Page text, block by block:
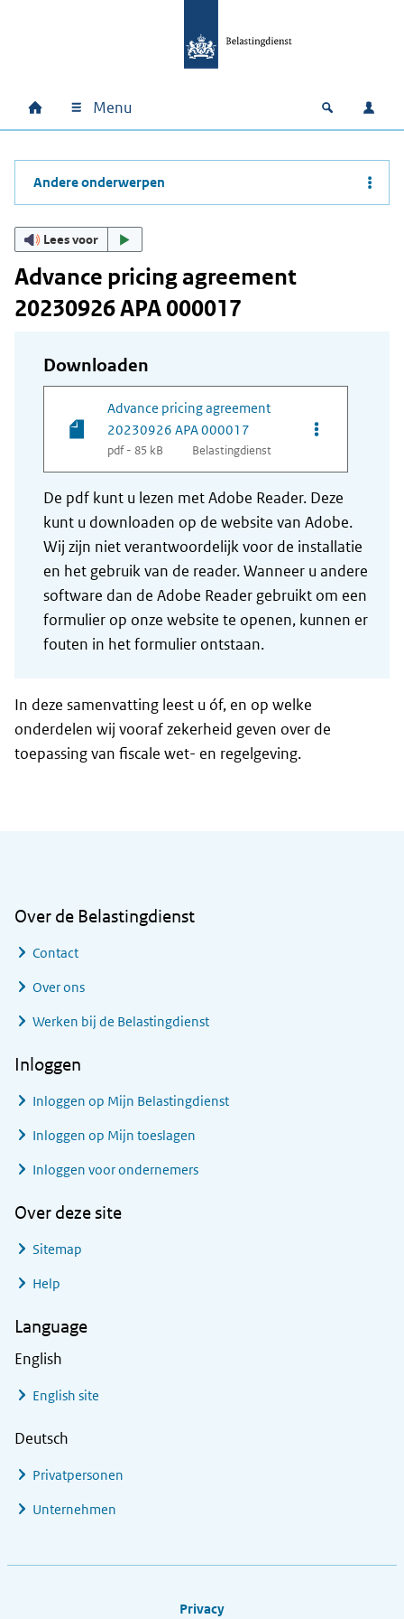
Hoofdnavigatie
Home Menu Open
Andere onderwerpen
Lees voor
Advance pricing agreement
20230926 APA 000017
Downloaden
Advance pricing agreement
20230926 APA 000017
pdf - 85 kB Belastingdienst
Opties van
De pdf kunt u lezen met Adobe Reader. Deze
kunt u downloaden op de website van Adobe.
Wij zijn niet verantwoordelijk voor de installatie
en het gebruik van de reader. Wanneer u andere
software dan de Adobe Reader gebruikt om een
formulier op onze website te openen, kunnen er
fouten in het formulier ontstaan.
In deze samenvatting leest u óf, en op welke
onderdelen wij vooraf zekerheid geven over de
toepassing van fiscale wet- en regelgeving.
Over de Belastingdienst
Contact
Over ons
Werken bij de Belastingdienst
Inloggen
Inloggen op Mijn Belastingdienst
Inloggen op Mijn toeslagen
Inloggen voor ondernemers
Over deze site
Sitemap
Help
Language
English
English site
Deutsch
Privatpersonen
Unternehmen
Privacy